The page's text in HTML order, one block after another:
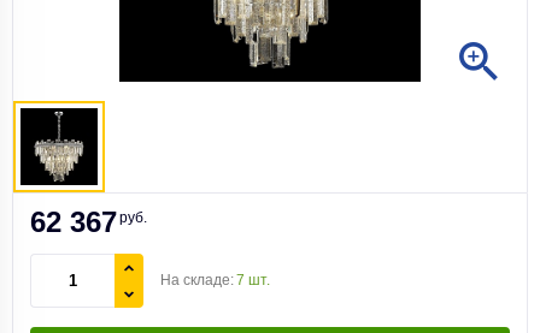
62 367руб.
На складе:7 шт.